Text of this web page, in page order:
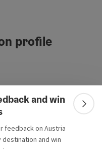
and win
feedback on Austria
destination and win
profile